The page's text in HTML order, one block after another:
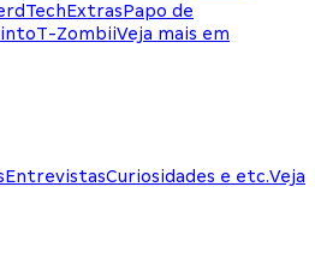
ExtrasPapo de
T-ZombiiVeja mais em
EntrevistasCuriosidades e etc.Veja